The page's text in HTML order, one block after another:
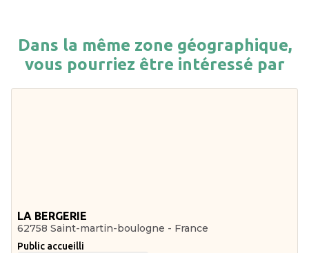
Dans la même zone géographique,
vous pourriez être intéressé par
LA BERGERIE
62758 Saint-martin-boulogne - France
Public accueilli